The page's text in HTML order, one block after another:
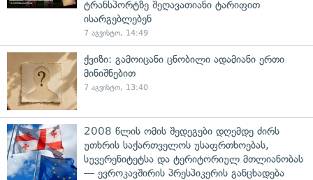
ტრანსპორტზე შეღავათიანი ტარიფით
ისარგებლებენ
7 აგვისტო, 14:49
ქვიზი: გამოიცანი ცნობილი ადამიანი ერთი
მინიშნებით
7 აგვისტო, 13:40
2008 წლის ომის შედეგები დღემდე ძირს
უთხრის საქართველოს უსაფრთხოებას,
სუვერენიტეტსა და ტერიტორიულ მთლიანობას
— ევროკავშირის პრესპიკერის განცხადება